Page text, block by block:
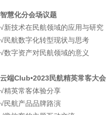
智慧化分会场议题
√新技术在民航领域的应用与研究
√民航数字化转型现状与思考
√数字资产对民航领域的意义
云端Club•2023民航精英常客大会
√精英常客体验分享
√民航产品品牌路演